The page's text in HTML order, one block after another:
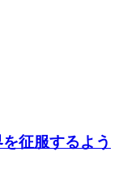
征服するよう